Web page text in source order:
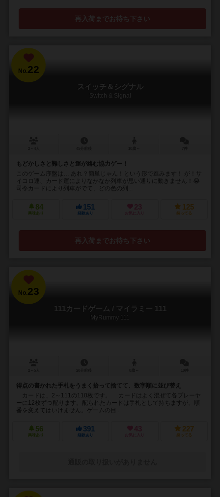
再入荷までお待ち下さい
No.22
スイッチ＆シグナル
Switch & Signal
もどかしさと難しさと運が絡む協力ゲー！
このゲーム序盤は… あれ？簡単じゃん！という形で進みます！ が！サ
イコロ運、カード運によりなかなか列車が思い通りに動きません！😭
司令カードにより列車がでて、どの色の列...
84
興味あり
151
経験あり
23
お気に入り
125
持ってる
再入荷までお待ち下さい
No.23
111カードゲーム / マイラミー 111
MyRummy 111
得点の書かれた手札をうまく拾って捨てて、数字順に並び替え
カードは、2～111の110枚です。 カードはよく混ぜて各プレーヤ
ーに12枚ずつ配ります。配られたカードは手札として持ちますが、順
番を変えてはいけません。ゲームの目...
56
興味あり
391
経験あり
43
お気に入り
227
持ってる